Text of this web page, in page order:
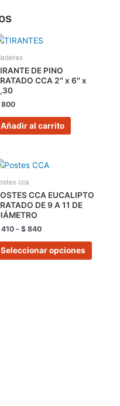
DE PINO
CCA 2″ x 6″ x
800
Añadir al carrito
cca
CCA EUCALIPTO
DE 9 A 11 DE
410 - $ 840
Rango
desde
$ 410
hasta
Seleccionar opciones
tiene